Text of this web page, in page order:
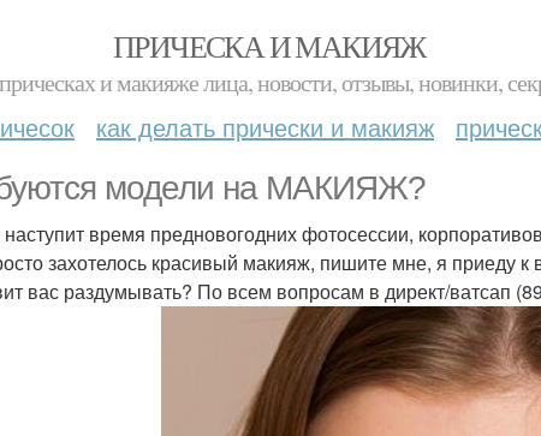
ПРИЧЕСКА И МАКИЯЖ
и макияже лица, новости, отзывы, новинки,
как делать прически и макияж
модели на МАКИЯЖ?
время предновогодних фотосессии,
захотелось красивый макияж, пишите мне, я приеду
вас раздумывать? По всем вопросам в директ/ватсап